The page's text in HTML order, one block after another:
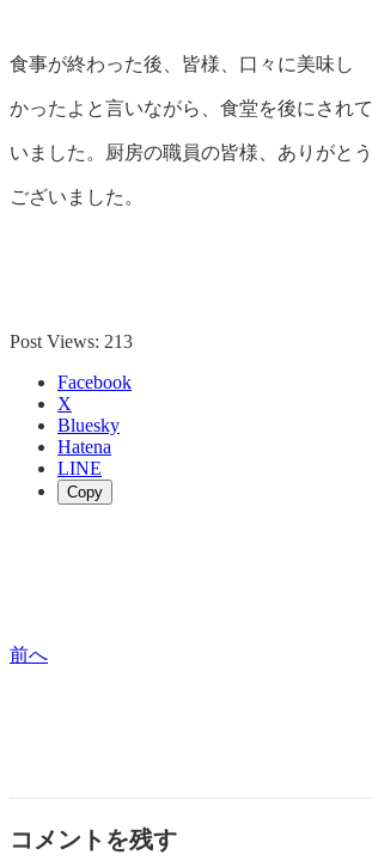
食事が終わった後、皆様、口々に美味し
かったよと言いながら、食堂を後にされて
いました。厨房の職員の皆様、ありがとう
ございました。
Post Views: 213
Facebook
X
Bluesky
Hatena
LINE
Copy
前へ
コメントを残す